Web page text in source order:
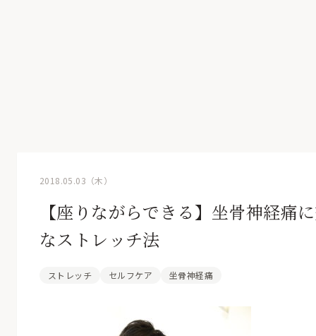
2018.05.03（木）
【座りながらできる】坐骨神経痛
なストレッチ法
ストレッチ セルフケア 坐骨神経痛